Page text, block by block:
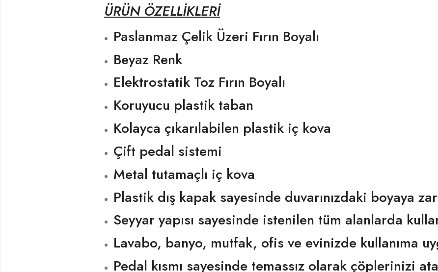
ÜRÜN ÖZELLİKLERİ
Paslanmaz Çelik Üzeri Fırın Boyalı
Beyaz Renk
Elektrostatik Toz Fırın Boyalı
Koruyucu plastik taban
Kolayca çıkarılabilen plastik iç kova
Çift pedal sistemi
Metal tutamaçlı iç kova
Plastik dış kapak sayesinde duvarınızdaki boyaya
Seyyar yapısı sayesinde istenilen tüm alanlarda
Lavabo, banyo, mutfak, ofis ve evinizde kullanıma
Pedal kısmı sayesinde temassız olarak çöplerinizi